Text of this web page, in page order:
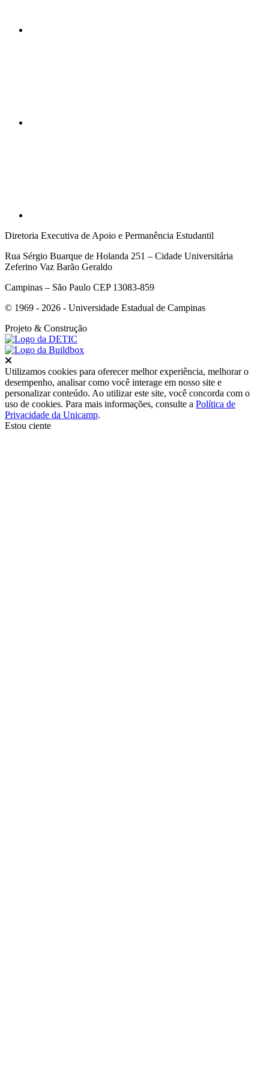
Diretoria Executiva de Apoio e Permanência Estudantil
Rua Sérgio Buarque de Holanda 251 – Cidade Universitária
Zeferino Vaz Barão Geraldo
Campinas – São Paulo CEP 13083-859
© 1969 - 2026 - Universidade Estadual de Campinas
Projeto & Construção
Utilizamos cookies para oferecer melhor experiência, melhorar o
desempenho, analisar como você interage em nosso site e
personalizar conteúdo. Ao utilizar este site, você concorda com o
uso de cookies. Para mais informações, consulte a Política de
Privacidade da Unicamp.
Estou ciente